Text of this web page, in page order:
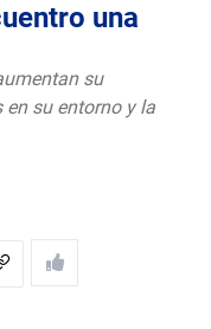
una
su
su entorno y la